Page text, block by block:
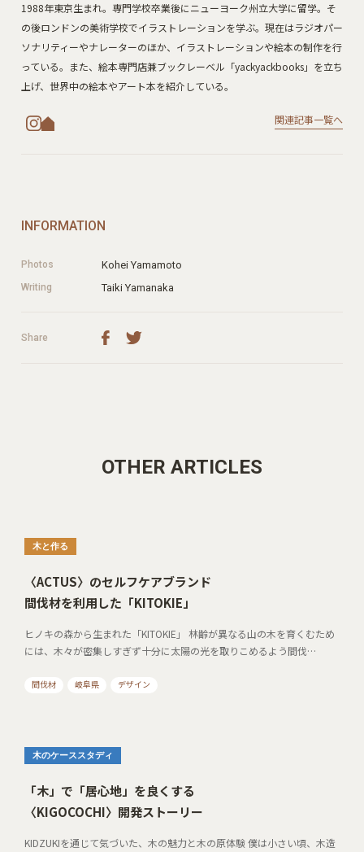
1988年東京生まれ。専門学校卒業後にニューヨーク州立大学に留学。そ
の後ロンドンの美術学校でイラストレーションを学ぶ。現在はラジオパー
ソナリティーやナレーターのほか、イラストレーションや絵本の制作を行
っている。また、絵本専門店兼ブックレーベル「yackyackbooks」を立ち
上げ、世界中の絵本やアート本を紹介している。
関連記事一覧へ
INFORMATION
Photos Kohei Yamamoto
Writing Taiki Yamanaka
Share
OTHER ARTICLES
木と作る
〈ACTUS〉のセルフケアブランド
間伐材を利用した「KITOKIE」
ヒノキの森から生まれた「KITOKIE」 林齢が異なる山の木を育くむため
には、木々が密集しすぎず十分に太陽の光を取りこめるよう間伐…
間伐材 岐阜県 デザイン
木のケーススタディ
「木」で「居心地」を良くする
〈KIGOCOCHI〉開発ストーリー
KIDZUKIを通じて気づいた、木の魅力と木の原体験 僕は小さい頃、木造